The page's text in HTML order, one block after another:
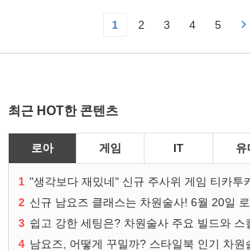
1 2 3 4 5
최근 HOT한 콘텐츠
로아 게임 IT 유
1 "생각보다 재밌네" 신규 주사위 게임 티카투
2 신규 남요즈 클래스는 차원술사! 6월 20일
3 쉽고 강한 세팅은? 차원술사 주요 빌드와 스
4 남요즈, 어떻게 꾸밀까? 스타일북 인기 차원